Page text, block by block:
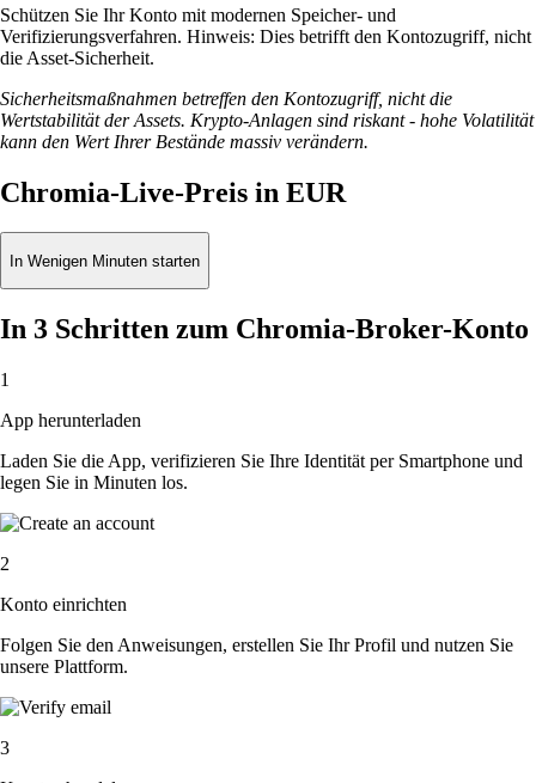
Schützen Sie Ihr Konto mit modernen Speicher- und
Verifizierungsverfahren. Hinweis: Dies betrifft den Kontozugriff, nicht
die Asset-Sicherheit.
Sicherheitsmaßnahmen betreffen den Kontozugriff, nicht die
Wertstabilität der Assets. Krypto-Anlagen sind riskant - hohe Volatilität
kann den Wert Ihrer Bestände massiv verändern.
Chromia-Live-Preis in EUR
In Wenigen Minuten starten
In 3 Schritten zum Chromia-Broker-Konto
1
App herunterladen
Laden Sie die App, verifizieren Sie Ihre Identität per Smartphone und
legen Sie in Minuten los.
2
Konto einrichten
Folgen Sie den Anweisungen, erstellen Sie Ihr Profil und nutzen Sie
unsere Plattform.
3